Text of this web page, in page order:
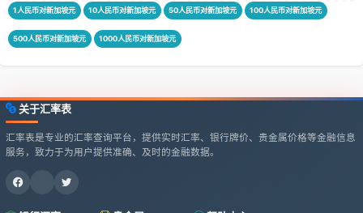
1人民币对新加坡元 10人民币对新加坡元 50人民币对新加坡元 100人民币对新加坡元
500人民币对新加坡元 1000人民币对新加坡元
关于汇率表
汇率表是专业的汇率查询平台，提供实时汇率、银行牌价、贵金属价格等金融信息
服务，致力于为用户提供准确、及时的金融数据。